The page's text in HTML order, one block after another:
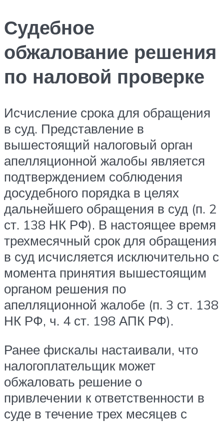
Судебное
обжалование решения
по наловой проверке
Исчисление срока для обращения
в суд. Представление в
вышестоящий налоговый орган
апелляционной жалобы является
подтверждением соблюдения
досудебного порядка в целях
дальнейшего обращения в суд (п. 2
ст. 138 НК РФ). В настоящее время
трехмесячный срок для обращения
в суд исчисляется исключительно с
момента принятия вышестоящим
органом решения по
апелляционной жалобе (п. 3 ст. 138
НК РФ, ч. 4 ст. 198 АПК РФ).
Ранее фискалы настаивали, что
налогоплательщик может
обжаловать решение о
привлечении к ответственности в
суде в течение трех месяцев с